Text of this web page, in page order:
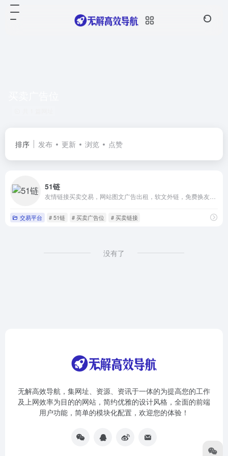
排序 发布 更新 浏览 点赞
51链
交易平台 # 51链 # 买卖广告位 # 买卖链接
没有了
无解高效导航，集网址、资源、资讯于一体的为提高您的工作
及上网效率为目的的网站，简约优雅的设计风格，全面的前端
用户功能，简单的模块化配置，欢迎您的体验！